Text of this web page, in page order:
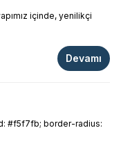
içinde, yenilikçi
Devamı
#f5f7fb; border-radius: